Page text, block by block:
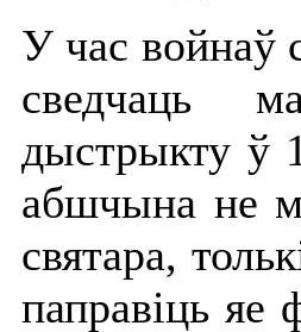
У час войнаў
сведчаць
дыстрыкту ў
абшчына не
святара,
паправіць яе